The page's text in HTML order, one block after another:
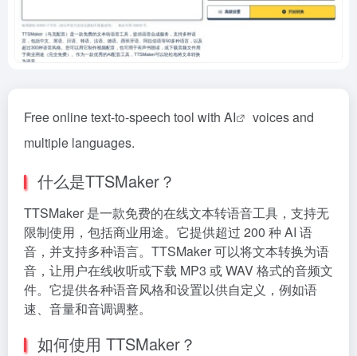
Free online text-to-speech tool with AI
voices and
multiple languages.
什么是TTSMaker？
TTSMaker 是一款免费的在线文本转语音工具，支持无
限制使用，包括商业用途。它提供超过 200 种 AI 语
音，并支持多种语言。TTSMaker 可以将文本转换为语
音，让用户在线收听或下载 MP3 或 WAV 格式的音频文
件。它提供各种语音风格和设置以供自定义，例如语
速、音量和音调调整。
如何使用 TTSMaker？